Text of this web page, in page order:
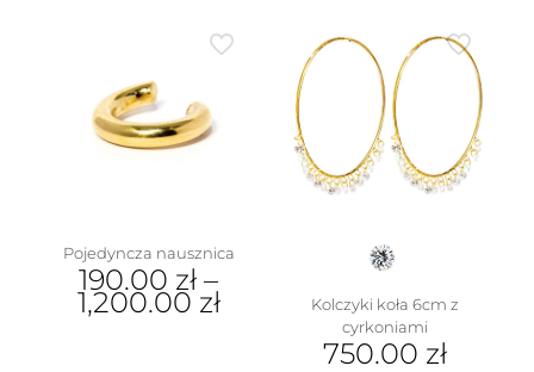
Pojedyncza nausznica
190.00 zł –
1,200.00 zł
Kolczyki koła 6cm z
cyrkoniami
750.00 zł